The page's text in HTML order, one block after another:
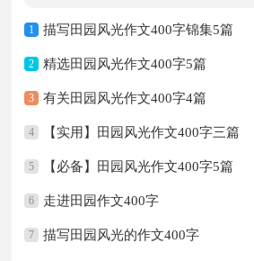
1 描写田园风光作文400字锦集5篇
2 精选田园风光作文400字5篇
3 有关田园风光作文400字4篇
4 【实用】田园风光作文400字三篇
5 【必备】田园风光作文400字5篇
6 走进田园作文400字
7 描写田园风光的作文400字